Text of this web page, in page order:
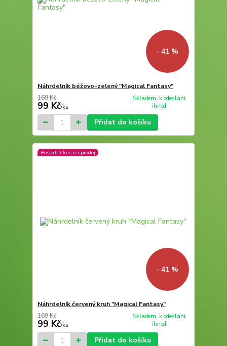
- 41 %
Náhrdelník béžovo-zelený "Magical Fantasy"
169 Kč
99 Kč/ks
Skladem, k odeslání
ihned
Přidat do košíku
Poslední kus na prodej
- 41 %
Náhrdelník červený kruh "Magical Fantasy"
169 Kč
99 Kč/ks
Skladem, k odeslání
ihned
Přidat do košíku